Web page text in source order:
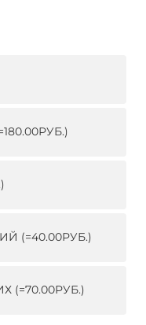
(=40.00РУБ.)
(=70.00РУБ.)